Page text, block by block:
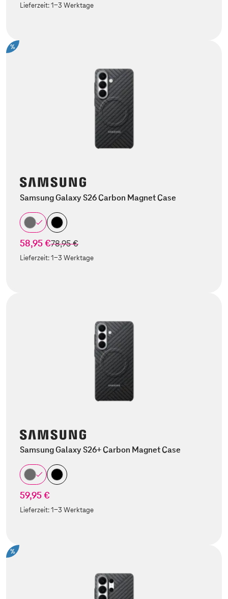
Lieferzeit:1-3 Werktage
%
Samsung Galaxy S26 Carbon Magnet Case
58,95 €statt
78,95 €
Lieferzeit:1-3 Werktage
Samsung Galaxy S26+ Carbon Magnet Case
59,95 €
Lieferzeit:1-3 Werktage
%